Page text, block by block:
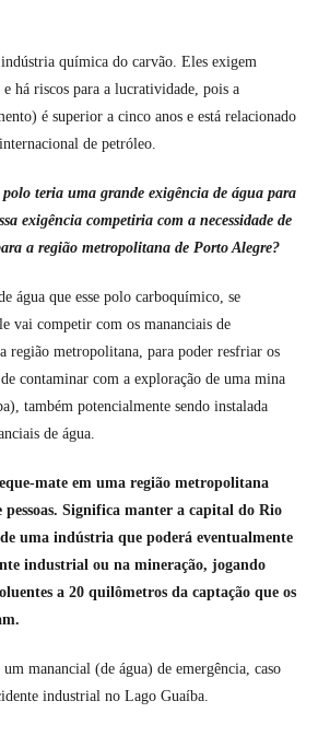
química do carvão. Eles exigem
há riscos para a lucratividade, pois a
é superior a cinco anos e está relacionado
de petróleo.
teria uma grande exigência de água para
exigência competiria com a necessidade de
a região metropolitana de Porto Alegre?
água que esse polo carboquímico, se
vai competir com os mananciais de
região metropolitana, para poder resfriar os
contaminar com a exploração de uma mina
também potencialmente sendo instalada
de água.
mate em uma região metropolitana
pessoas. Significa manter a capital do Rio
uma indústria que poderá eventualmente
industrial ou na mineração, jogando
a 20 quilômetros da captação que os
manancial (de água) de emergência, caso
industrial no Lago Guaíba.